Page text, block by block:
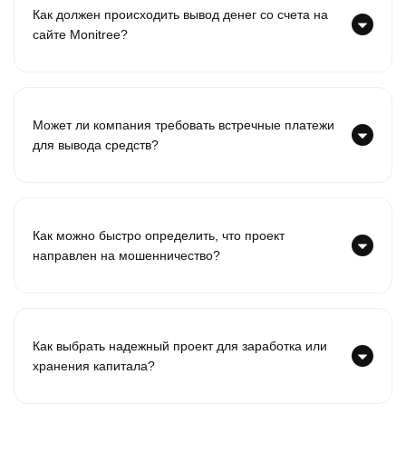
Как должен происходить вывод денег со счета на
сайте Monitree?
Может ли компания требовать встречные платежи
для вывода средств?
Как можно быстро определить, что проект
направлен на мошенничество?
Как выбрать надежный проект для заработка или
хранения капитала?